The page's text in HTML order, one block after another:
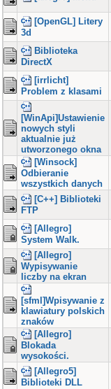
[OpenGL] Litery
3d
Biblioteka
DirectX
[irrlicht]
Problem z klasami
[WinApi]Ustawienie
nowych styli
aktualnie już
utworzonego okna
[Winsock]
Odbieranie
wszystkich danych
[C++] Biblioteki
FTP
[Allegro]
System Walk.
[Allegro]
Wypisywanie
liczby na ekran
[sfml]Wpisywanie z
klawiatury polskich
znaków
[Allegro]
Blokada
wysokości.
[Allegro5]
Biblioteki DLL